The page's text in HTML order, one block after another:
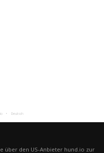
Deutsch
über den US-Anbieter hund.io zur